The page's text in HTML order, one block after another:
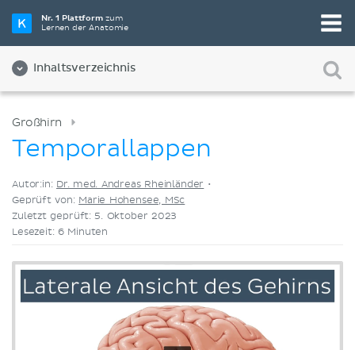
Nr. 1 Plattformzum
Lernen der Anatomie
Inhaltsverzeichnis
Wähle die beste Lernmethode für dich
Videos
Großhirn
Temporallappen
Autor:in: Dr. med. Andreas Rheinländer •
Geprüft von: Marie Hohensee, MSc
Zuletzt geprüft: 5. Oktober 2023
Lesezeit: 6 Minuten